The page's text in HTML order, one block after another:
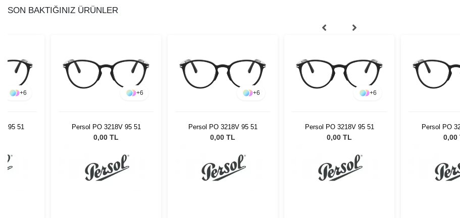
SON BAKTIĞINIZ ÜRÜNLER
+6
95 51
+6
Persol PO 3218V 95 51
0,00 TL
+6
Persol PO 3218V 95 51
0,00 TL
+6
Persol PO 3218V 95 51
0,00 TL
Persol PO
0,00